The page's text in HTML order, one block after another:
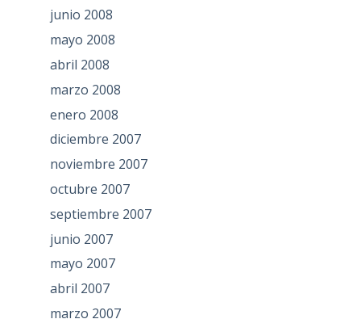
junio 2008
mayo 2008
abril 2008
marzo 2008
enero 2008
diciembre 2007
noviembre 2007
octubre 2007
septiembre 2007
junio 2007
mayo 2007
abril 2007
marzo 2007